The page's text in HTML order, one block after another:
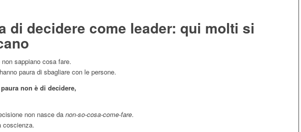
di decidere come leader: qui molti si
non sappiano cosa fare.
paura di sbagliare con le persone.
non è di decidere,
non nasce da non-so-cosa-come-fare.
coscienza.